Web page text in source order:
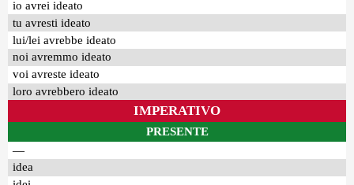
io avrei ideato
tu avresti ideato
lui/lei avrebbe ideato
noi avremmo ideato
voi avreste ideato
loro avrebbero ideato
IMPERATIVO
PRESENTE
—
idea